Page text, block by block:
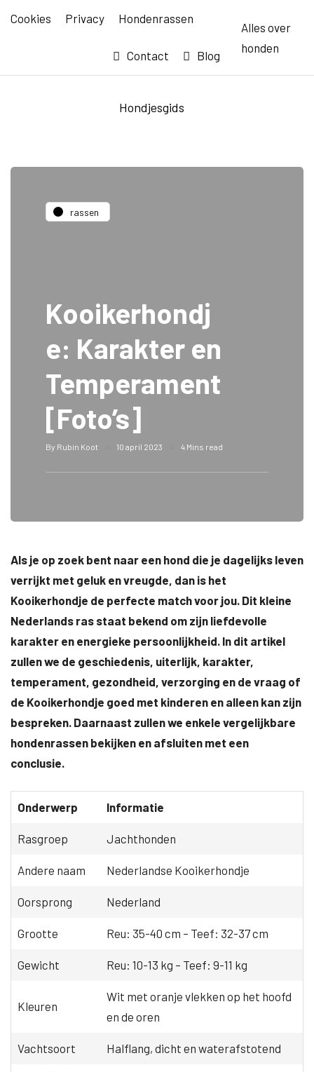
Cookies Privacy Hondenrassen
Blog
Contact
Alles over
honden
Hondjesgids
rassen
Kooikerhondj
e: Karakter en
Temperament
[Foto’s]
By Rubin Koot 10 april 2023 4 Mins read
Als je op zoek bent naar een hond die je dagelijks leven
verrijkt met geluk en vreugde, dan is het
Kooikerhondje de perfecte match voor jou. Dit kleine
Nederlands ras staat bekend om zijn liefdevolle
karakter en energieke persoonlijkheid. In dit artikel
zullen we de geschiedenis, uiterlijk, karakter,
temperament, gezondheid, verzorging en de vraag of
de Kooikerhondje goed met kinderen en alleen kan zijn
bespreken. Daarnaast zullen we enkele vergelijkbare
hondenrassen bekijken en afsluiten met een
conclusie.
Onderwerp Informatie
Rasgroep Jachthonden
Andere naam Nederlandse Kooikerhondje
Oorsprong Nederland
Grootte Reu: 35-40 cm – Teef: 32-37 cm
Gewicht Reu: 10-13 kg – Teef: 9-11 kg
Kleuren
Wit met oranje vlekken op het hoofd
en de oren
Vachtsoort Halflang, dicht en waterafstotend